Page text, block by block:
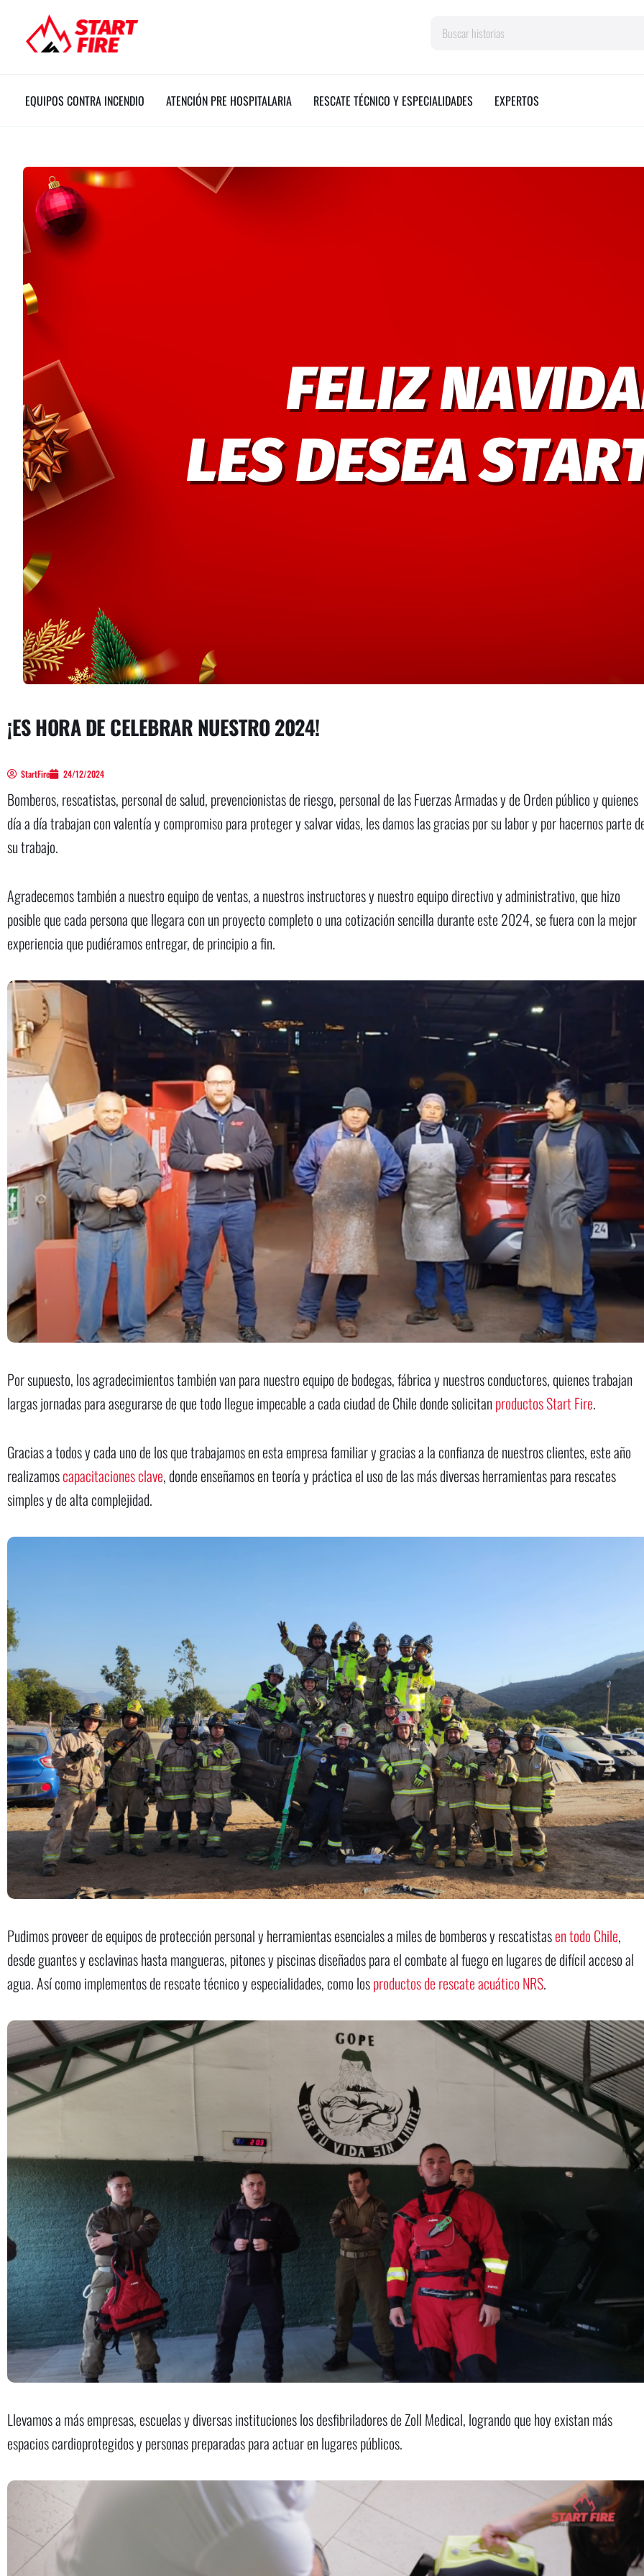
contenido
Search
EQUIPOS CONTRA INCENDIO ATENCIÓN PRE HOSPITALARIA RESCATE TÉCNICO Y ESPECIALIDADES EXPERTOS
¡ES HORA DE CELEBRAR NUESTRO 2024!
StartFire 24/12/2024
Bomberos, rescatistas, personal de salud, prevencionistas de riesgo, personal de las Fuerzas Armadas y de Orden público y quienes
día a día trabajan con valentía y compromiso para proteger y salvar vidas, les damos las gracias por su labor y por hacernos parte
su trabajo.
Agradecemos también a nuestro equipo de ventas, a nuestros instructores y nuestro equipo directivo y administrativo, que hizo
posible que cada persona que llegara con un proyecto completo o una cotización sencilla durante este 2024, se fuera con la mejor
experiencia que pudiéramos entregar, de principio a fin.
Por supuesto, los agradecimientos también van para nuestro equipo de bodegas, fábrica y nuestros conductores, quienes trabajan
largas jornadas para asegurarse de que todo llegue impecable a cada ciudad de Chile donde solicitanproductos Start Fire.
Gracias a todos y cada uno de los que trabajamos en esta empresa familiar y gracias a la confianza de nuestros clientes, este año
realizamoscapacitaciones clave, donde enseñamos en teoría y práctica el uso de las más diversas herramientas para rescates
simples y de alta complejidad.
Pudimos proveer de equipos de protección personal y herramientas esenciales a miles de bomberos y rescatistasen todo Chile,
desde guantes y esclavinas hasta mangueras, pitones y piscinas diseñados para el combate al fuego en lugares de difícil acceso al
agua. Así como implementos de rescate técnico y especialidades, como losproductos de rescate acuático NRS.
Llevamos a más empresas, escuelas y diversas instituciones los desfibriladores de Zoll Medical, logrando que hoy existan más
espacios cardioprotegidos y personas preparadas para actuar en lugares públicos.